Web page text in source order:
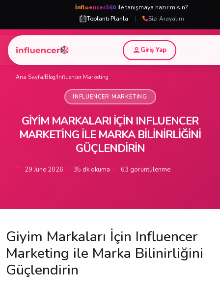
İnfluencer360 ile tanışmaya hazır mısın?
Toplantı Planla
| Sizi Arayalım
Giriş Yap
Ana Sayfa/Blog/Influencer Marketing
INFLUENCER MARKETING
GIYIM MARKALARI İÇIN INFLUENCER
MARKETING ILE MARKA BILINIRLIĞINI
GÜÇLENDIRIN
29 June 2026 35 dk okuma 63 görüntülenme
Giyim Markaları İçin Influencer
Marketing ile Marka Bilinirliğini
Güçlendirin